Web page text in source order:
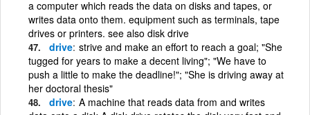
a computer which reads the data on disks and tapes, or
writes data onto them. equipment such as terminals, tape
drives or printers. see also disk drive
drive strive and make an effort to reach a goal; "She
tugged for years to make a decent living"; "We have to
push a little to make the deadline!"; "She is driving away at
her doctoral thesis"
drive A machine that reads data from and writes